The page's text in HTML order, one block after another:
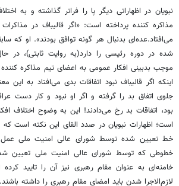
نبویان در اظهاراتی دیگر پا را فراتر گذاشته و به
مذاکره کننده پرداخته است: «اگر قالیباف در مذاکرات
می‌افتاد.عده‌ای بدنبال هر گونه توافق بودند». او که
شده در دوره رئیسی را دارد(به روایت ثابتی)، در
موجب بدبینی افکار عمومی به اعضای تیم مذاکره کننده
اینکه اگر قالیباف نبود اتفاقات بدی می‌افتاد به این
جلوی اتفاق بد را گرفته و اگر او نبود و کار دست
بود، اتفاقات بد رخ می‌دادند! این به وضوح اختلاف
است؛ اظهارات نبویان در صدد القای این نکته است که
خط تعیین شده توسط شورای عالی امنیت ملی
خطوطی که توسط شورای عالی امنیت ملی تعیین
خامنه‌ای به عنوان مقام رهبری نیز آن را تایید
لازم‌الاجرا شدن باید امضای مقام رهبری را داشته باشند.